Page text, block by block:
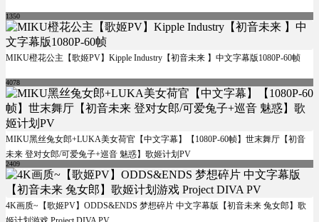
1350
MIKU橙花公主【歌姬PV】Kipple Industry【初音未来 】中文字幕版1080P-60帧
4078
MIKU黑丝兔女郎+LUKA美女荷官【中文字幕】【1080P-60帧】世末舞厅【初音
未来 登对女郎/可爱兔子+巡音 魅惑】歌姬计划PV
2409
4K画质~【歌姬PV】ODDS&ENDS 梦想碎片 中文字幕版【初音未来 兔女郎】歌